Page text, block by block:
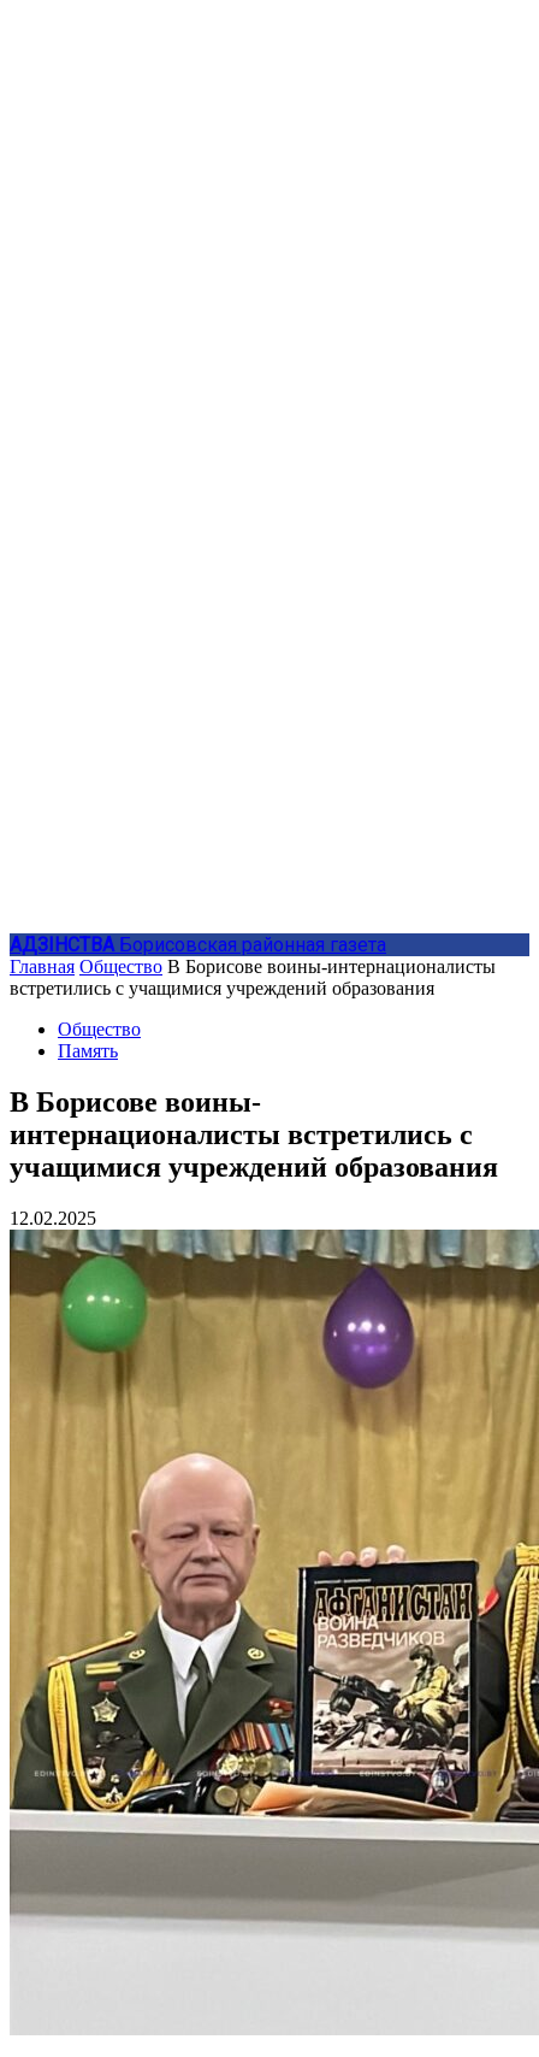
АДЗIНСТВА Борисовская районная газета
Главная Общество В Борисове воины-интернационалисты
встретились с учащимися учреждений образования
Общество
Память
В Борисове воины-
интернационалисты встретились с
учащимися учреждений образования
12.02.2025